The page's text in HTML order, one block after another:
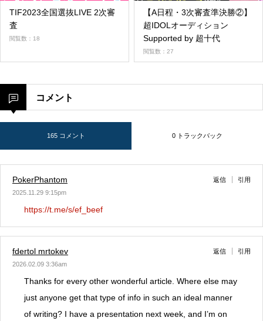
TIF2023全国選抜LIVE 2次審
査
閲覧数：18
【A日程・3次審査準決勝②】
超IDOLオーディション
Supported by 超十代
閲覧数：27
コメント
165 コメント 0 トラックバック
PokerPhantom
2025.11.29 9:15pm
返信 引用
https://t.me/s/ef_beef
fdertol mrtokev
2026.02.09 3:36am
返信 引用
Thanks for every other wonderful article. Where else may
just anyone get that type of info in such an ideal manner
of writing? I have a presentation next week, and I’m on